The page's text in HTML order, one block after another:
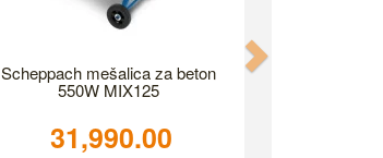
Scheppach mešalica za beton
550W MIX125
31,990.00